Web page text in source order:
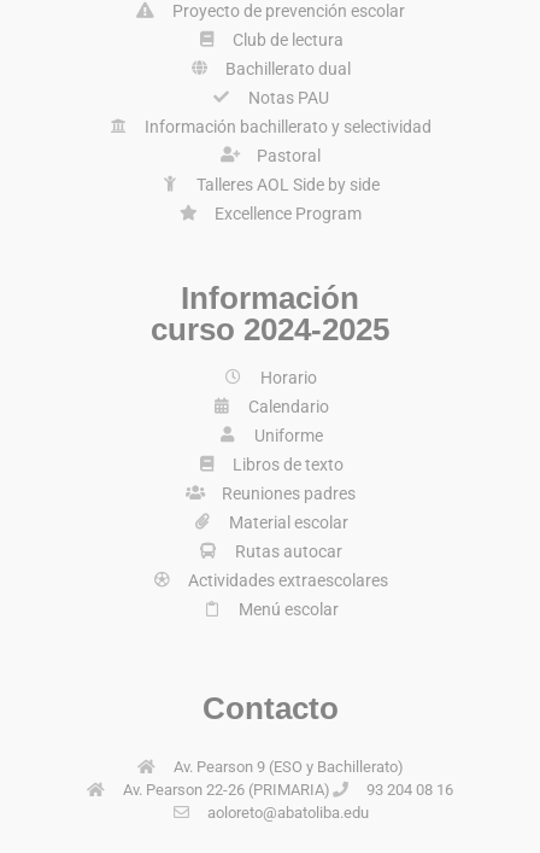
Proyecto de prevención escolar
Club de lectura
Bachillerato dual
Notas PAU
Información bachillerato y selectividad
Pastoral
Talleres AOL Side by side
Excellence Program
Información
curso 2024-2025
Horario
Calendario
Uniforme
Libros de texto
Reuniones padres
Material escolar
Rutas autocar
Actividades extraescolares
Menú escolar
Contacto
Av. Pearson 9 (ESO y Bachillerato)
Av. Pearson 22-26 (PRIMARIA)
93 204 08 16
aoloreto@abatoliba.edu